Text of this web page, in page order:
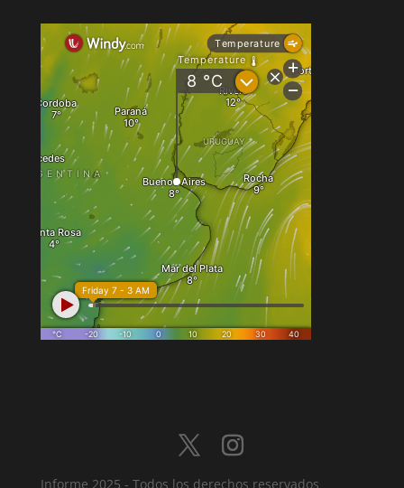
Informe 2025 - Todos los derechos reservados